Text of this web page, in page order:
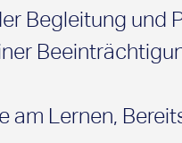
Begleitung und
am Lernen,